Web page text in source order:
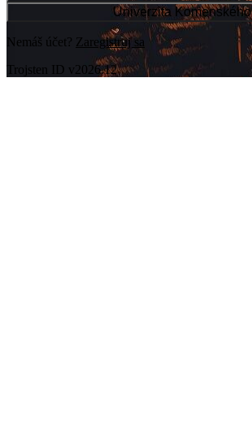
Univerzita Komenského
Nemáš účet? Zaregistruj sa
Trojsten ID v2026.12